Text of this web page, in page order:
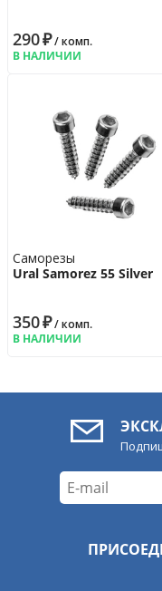
290₽/ комп.
В НАЛИЧИИ
Саморезы
Ural Samorez 55 Silver
350₽/ комп.
В НАЛИЧИИ